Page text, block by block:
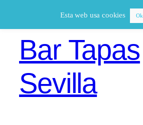
Bar Tapas
Sevilla
Esta web usa cookies Ok